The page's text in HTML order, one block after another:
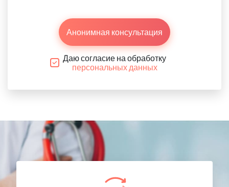
Анонимная консультация
Даю согласие на обработку
персональных данных